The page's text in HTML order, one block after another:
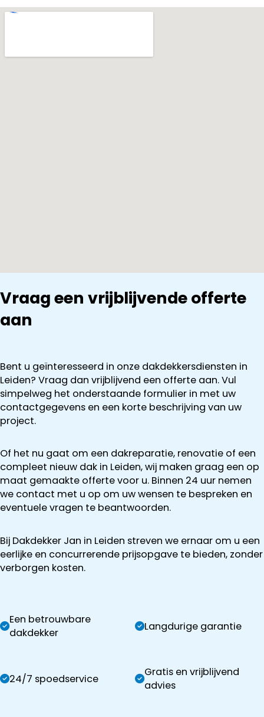
Vraag een vrijblijvende offerte
aan
Bent u geïnteresseerd in onze dakdekkersdiensten in
Leiden? Vraag dan vrijblijvend een offerte aan. Vul
simpelweg het onderstaande formulier in met uw
contactgegevens en een korte beschrijving van uw
project.
Of het nu gaat om een dakreparatie, renovatie of een
compleet nieuw dak in Leiden, wij maken graag een op
maat gemaakte offerte voor u. Binnen 24 uur nemen
we contact met u op om uw wensen te bespreken en
eventuele vragen te beantwoorden.
Bij Dakdekker Jan in Leiden streven we ernaar om u een
eerlijke en concurrerende prijsopgave te bieden, zonder
verborgen kosten.
Een betrouwbare
dakdekker
Langdurige garantie
24/7 spoedservice
Gratis en vrijblijvend
advies